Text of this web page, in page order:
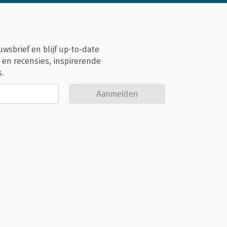
en blijf up-to-date
recensies, inspirerende
Aanmelden